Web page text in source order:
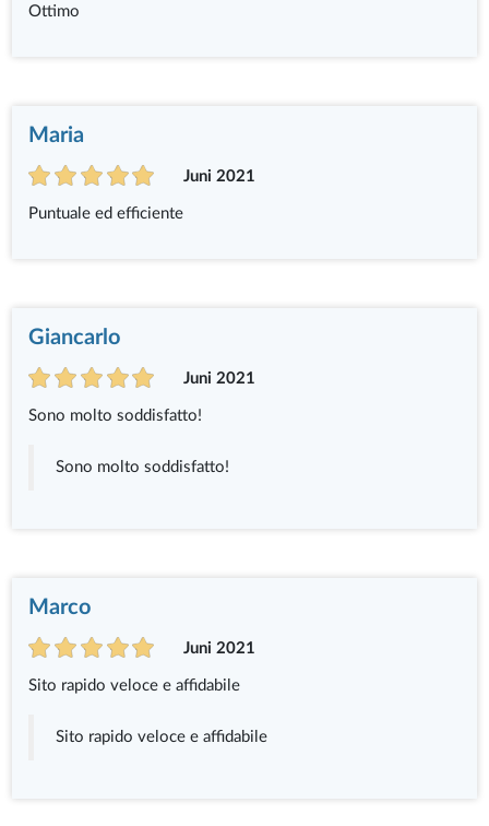
Ottimo
Maria
Juni 2021
Puntuale ed efficiente
Giancarlo
Juni 2021
Sono molto soddisfatto!
Sono molto soddisfatto!
Marco
Juni 2021
Sito rapido veloce e affidabile
Sito rapido veloce e affidabile